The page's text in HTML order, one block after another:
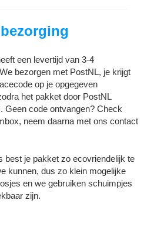
een levertijd van 3-4
bezorgen met PostNL, je krijgt
op je opgegeven
het pakket door PostNL
Geen code ontvangen? Check
neem daarna met ons contact
best je pakket zo ecovriendelijk te
kunnen, dus zo klein mogelijke
en we gebruiken schuimpjes
zijn.